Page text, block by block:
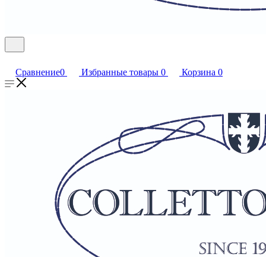
Сравнение0 Избранные товары 0 Корзина 0